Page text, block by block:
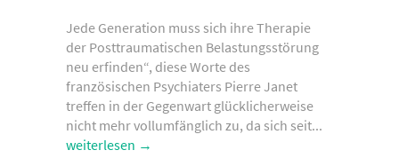
Jede Generation muss sich ihre Therapie
der Posttraumatischen Belastungsstörung
neu erfinden“, diese Worte des
französischen Psychiaters Pierre Janet
treffen in der Gegenwart glücklicherweise
nicht mehr vollumfänglich zu, da sich seit...
weiterlesen →